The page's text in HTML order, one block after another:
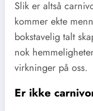
Slik er altså
kommer ekte
bokstavelig talt
nok
virkninger på oss.
Er ikke